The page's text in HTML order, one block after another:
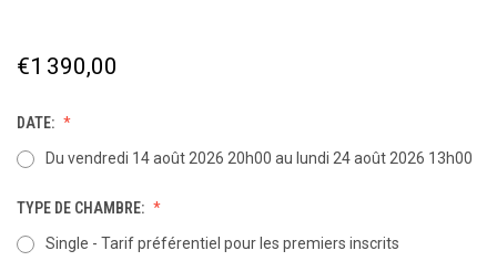
€1 390,00
DATE:
Du vendredi 14 août 2026 20h00 au lundi 24 août 2026 13h00
TYPE DE CHAMBRE:
Single - Tarif préférentiel pour les premiers inscrits